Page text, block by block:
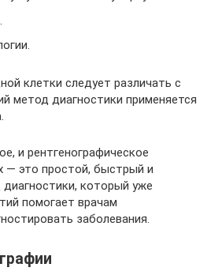
клетки следует различать с
метод диагностики применяется
и рентгенографическое
— это простой, быстрый и
который уже
помогает врачам
заболевания.